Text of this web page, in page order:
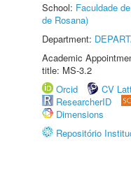
School: Faculdade
de Rosana)
Department:
Academic
title: MS-3.2
Orcid
CV
ResearcherID
Dimensions
Repositório